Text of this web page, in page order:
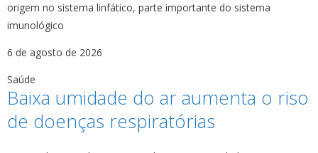
origem no sistema linfático, parte importante do sistema
imunológico
6 de agosto de 2026
Saúde
Baixa umidade do ar aumenta o riso
de doenças respiratórias